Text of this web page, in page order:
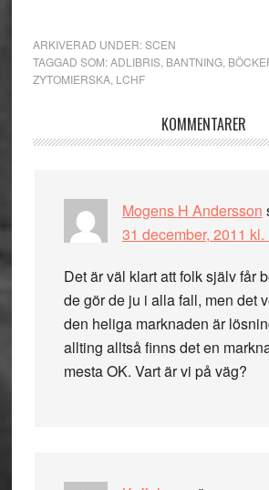
ARKIVERAD UNDER:SCEN
TAGGAD SOM:ADLIBRIS, BANTNING,
ZYTOMIERSKA, LCHF
Läsarkommentarer
KOMMENTARER
Mogens H Andersson
31 december, 2011 kl.
Det är väl klart att folk själv får
de gör de ju i alla fall, men det
den heliga marknaden är
allting alltså finns det en
mesta OK. Vart är vi på väg?